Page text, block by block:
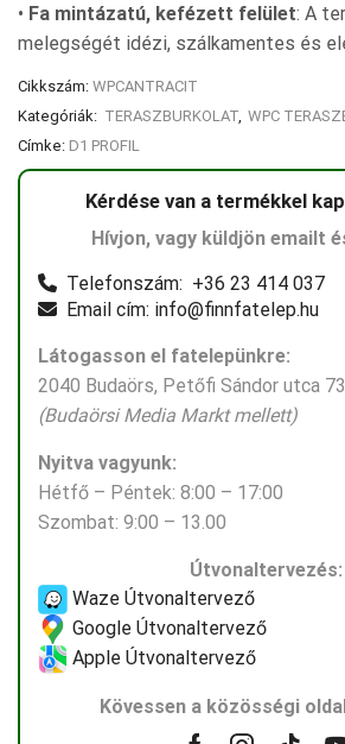
• Fa mintázatú, kefézett felület: A
melegségét idézi, szálkamentes és
Cikkszám: WPCANTRACIT
Kategóriák: TERASZBURKOLAT, WPC
Címke: D1 PROFIL
Kérdése van a termékkel
Hívjon, vagy küldjön emailt
Telefonszám: +36 23 414 037
Email cím: info@finnfatelep.hu
Látogasson el fatelepünkre:
2040 Budaörs, Petőfi Sándor utca
(Budaörsi Media Markt mellett)
Nyitva vagyunk:
Hétfő – Péntek: 8:00 – 17:00
Szombat: 9:00 – 13.00
Útvonaltervezés:
Waze Útvonaltervező
Google Útvonaltervező
Apple Útvonaltervező
Kövessen a közösségi